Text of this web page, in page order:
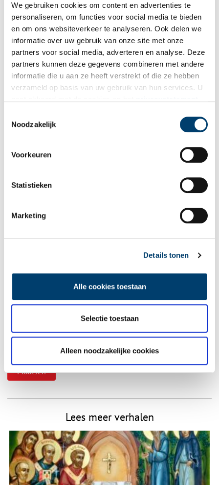
We gebruiken cookies om content en advertenties te
personaliseren, om functies voor social media te bieden
en om ons websiteverkeer te analyseren. Ook delen we
informatie over uw gebruik van onze site met onze
partners voor social media, adverteren en analyse. Deze
partners kunnen deze gegevens combineren met andere
informatie die u aan ze heeft verstrekt of die ze hebben
verzameld op basis van uw gebruik van hun services. U
Noodzakelijk
Voorkeuren
Statistieken
Marketing
Details tonen
Alle cookies toestaan
Selectie toestaan
Alleen noodzakelijke cookies
Bij inschrijving gaat u akkoord met onsprivacybeleid.
Aanvullingen
Vul deze informatie aan of geef een reactie.
Ik ben zo benieuwd naar de hortus alkmaar. Ik heb zelf een
Maar kan door gezondheids problemen niet naar de hortus
Vereiste velden zijn gemarkeerd met *. Het e-mailadres wordt niet
Vink dit aan als u op de hoogte gehouden wil worden.
Lees meer verhalen